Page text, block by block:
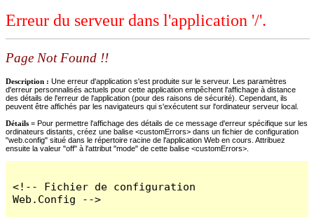
Erreur du serveur dans l'application '/'.
Page Not Found !!
Description : Une erreur d'application s'est produite sur le serveur. Les paramètres
d'erreur personnalisés actuels pour cette application empêchent l'affichage à distance
des détails de l'erreur de l'application (pour des raisons de sécurité). Cependant, ils
peuvent être affichés par les navigateurs qui s'exécutent sur l'ordinateur serveur local.
Détails = Pour permettre l'affichage des détails de ce message d'erreur spécifique sur les
ordinateurs distants, créez une balise <customErrors> dans un fichier de configuration
"web.config" situé dans le répertoire racine de l'application Web en cours. Attribuez
ensuite la valeur "off" à l'attribut "mode" de cette balise <customErrors>.
<!-- Fichier de configuration
Web.Config -->